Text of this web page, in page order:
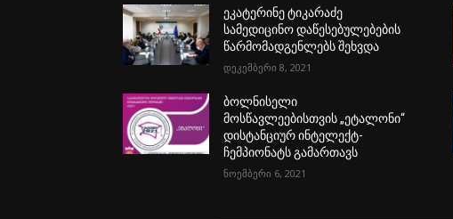
ეკატერინე ტიკარაძე
სამედიცინო დაწესებულებების
წარმომადგენლებს შეხვდა
დეკემბერი 8, 2021
ბოლნისელი
მოსწავლეებისთვის „ეტალონი“
დისტანციურ ინტელექტ-
ჩემპიონატს გამართავს
ნოემბერი 6, 2021